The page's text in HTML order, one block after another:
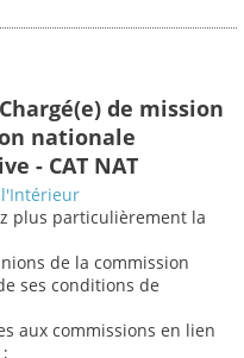
Chargé(e) de mission
nationale
- CAT NAT
plus particulièrement la
de la commission
ses conditions de
aux commissions en lien